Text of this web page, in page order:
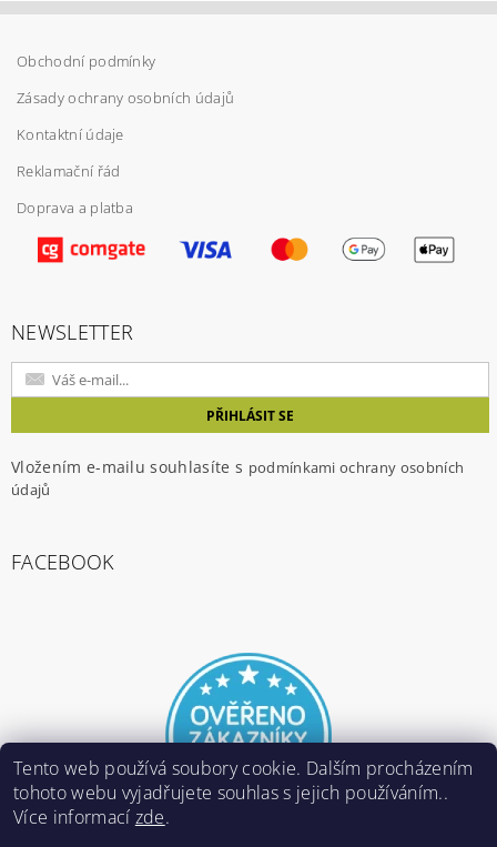
Vložením hodnocení souhlasíte spodmínkami
ochrany osobních údajů
Obchodní podmínky
Zásady ochrany osobních údajů
Kontaktní údaje
Reklamační řád
Doprava a platba
NEWSLETTER
Vložením e-mailu souhlasíte s podmínkami ochrany osobních
údajů
FACEBOOK
Tento web používá soubory cookie. Dalším procházením
tohoto webu vyjadřujete souhlas s jejich používáním..
Více informací zde.